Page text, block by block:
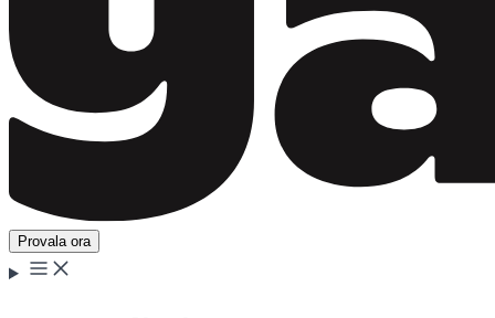
Provala ora